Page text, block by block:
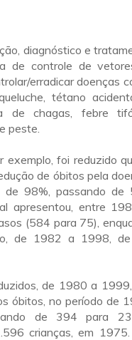
diagnóstico e
de controle de
erradicar doenças
tétano
de chagas, febre
peste.
exemplo, foi reduzido
de óbitos pela
98%, passando de
apresentou, entre
(584 para 75),
de 1982 a 1998,
de 1980 a
óbitos, no período de
de 394 para
crianças, em